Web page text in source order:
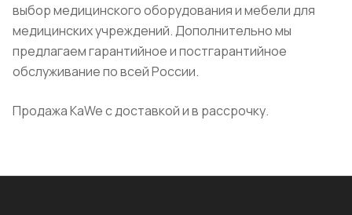
выбор медицинского оборудования и мебели для
медицинских учреждений. Дополнительно мы
предлагаем гарантийное и постгарантийное
обслуживание по всей России.
Продажа KaWe с доставкой и в рассрочку.